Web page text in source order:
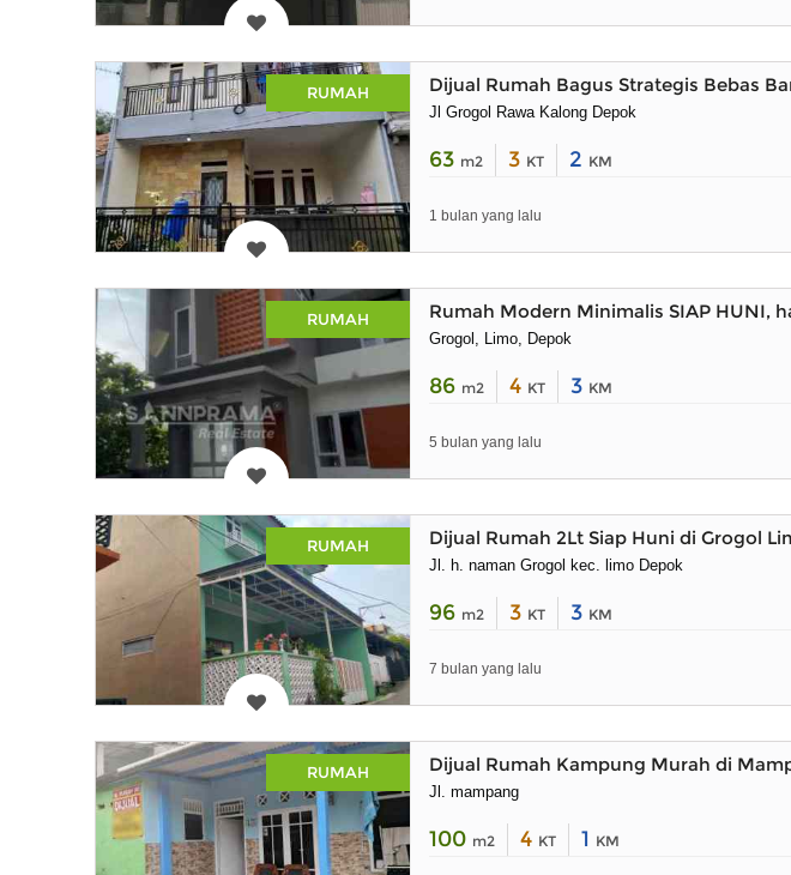
RUMAH Dijual Rumah Bagus Strategis Bebas
Jl Grogol Rawa Kalong Depok
63 m2 3 KT 2 KM
1 bulan yang lalu
RUMAH Rumah Modern Minimalis SIAP HUNI,
Grogol, Limo, Depok
86 m2 4 KT 3 KM
5 bulan yang lalu
RUMAH Dijual Rumah 2Lt Siap Huni di Grogol
Jl. h. naman Grogol kec. limo Depok
96 m2 3 KT 3 KM
7 bulan yang lalu
RUMAH Dijual Rumah Kampung Murah di
Jl. mampang
100 m2 4 KT 1 KM